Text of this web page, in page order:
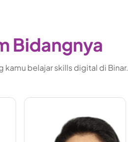
Bidangnya
belajar skills digital di Binar.